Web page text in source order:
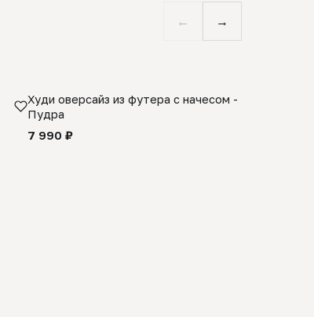
← →
Худи оверсайз из футера с начесом -
Пудра
7 990 ₽